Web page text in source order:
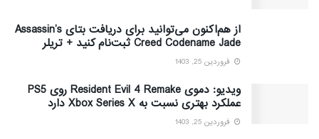
از هم‌اکنون می‌توانید برای دریافت بتای Assassin’s
Creed Codename Jade ثبت‌نام کنید + تریلر
فروردین 25, 1403
ویدیو: دموی Resident Evil 4 Remake روی PS5
عملکرد بهتری نسبت به Xbox Series X دارد
فروردین 25, 1403